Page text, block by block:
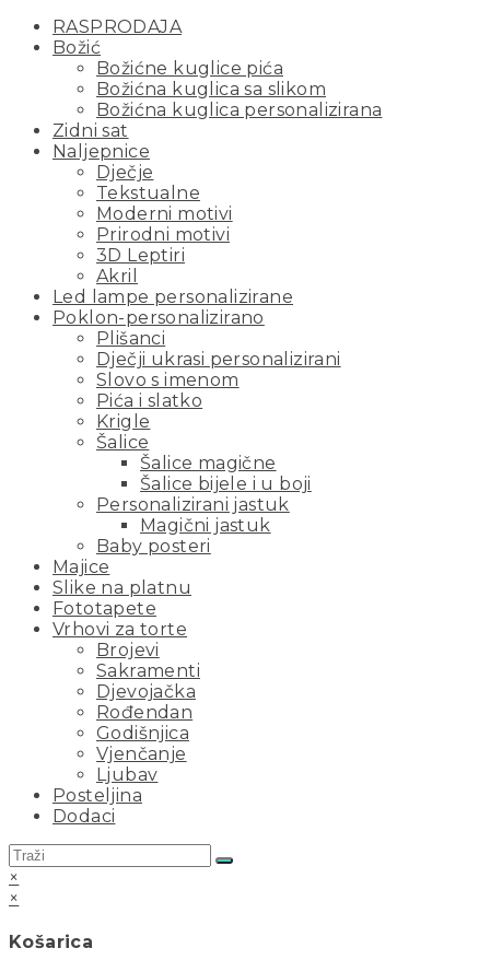
RASPRODAJA
Božić
Božićne kuglice pića
Božićna kuglica sa slikom
Božićna kuglica personalizirana
Zidni sat
Naljepnice
Dječje
Tekstualne
Moderni motivi
Prirodni motivi
3D Leptiri
Akril
Led lampe personalizirane
Poklon-personalizirano
Plišanci
Dječji ukrasi personalizirani
Slovo s imenom
Pića i slatko
Krigle
Šalice
Šalice magične
Šalice bijele i u boji
Personalizirani jastuk
Magični jastuk
Baby posteri
Majice
Slike na platnu
Fototapete
Vrhovi za torte
Brojevi
Sakramenti
Djevojačka
Rođendan
Godišnjica
Vjenčanje
Ljubav
Posteljina
Dodaci
×
×
Košarica